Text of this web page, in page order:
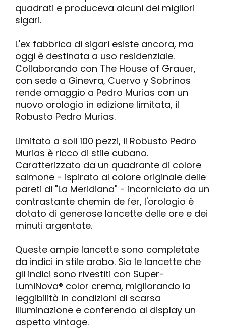
quadrati e produceva alcuni dei migliori
sigari.
L'ex fabbrica di sigari esiste ancora, ma
oggi è destinata a uso residenziale.
Collaborando con The House of Grauer,
con sede a Ginevra, Cuervo y Sobrinos
rende omaggio a Pedro Murias con un
nuovo orologio in edizione limitata, il
Robusto Pedro Murias.
Limitato a soli 100 pezzi, il Robusto Pedro
Murias è ricco di stile cubano.
Caratterizzato da un quadrante di colore
salmone - ispirato al colore originale delle
pareti di "La Meridiana" - incorniciato da un
contrastante chemin de fer, l'orologio è
dotato di generose lancette delle ore e dei
minuti argentate.
Queste ampie lancette sono completate
da indici in stile arabo. Sia le lancette che
gli indici sono rivestiti con Super-
LumiNova® color crema, migliorando la
leggibilità in condizioni di scarsa
illuminazione e conferendo al display un
aspetto vintage.